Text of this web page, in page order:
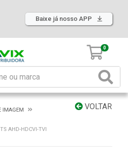
Baixe já nosso APP
0
VOLTAR
IMAGEM
AHD-HDCVI-TVI